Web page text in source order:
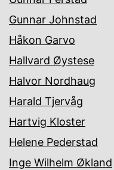
Gunnar Johnstad
Håkon Garvo
Hallvard Øystese
Halvor Nordhaug
Harald Tjervåg
Hartvig Kloster
Helene Pederstad
Inge Wilhelm Økland